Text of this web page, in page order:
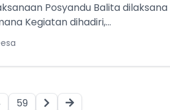
Posyandu Balita dilaksana
Kegiatan dihadiri,...
59